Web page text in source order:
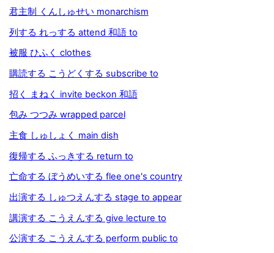
君主制 くんしゅせい monarchism
列する れっする attend 和語 to
被服 ひふく clothes
購読する こうどくする subscribe to
招く まねく invite beckon 和語
包み つつみ wrapped parcel
主食 しゅしょく main dish
復帰する ふっきする return to
亡命する ぼうめいする flee one's country
出演する しゅつえんする stage to appear
講演する こうえんする give lecture to
公演する こうえんする perform public to